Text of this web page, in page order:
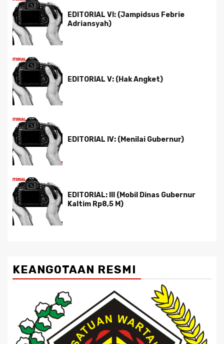
EDITORIAL VI: (Jampidsus Febrie
Adriansyah)
EDITORIAL V: (Hak Angket)
EDITORIAL IV: (Menilai Gubernur)
EDITORIAL: III (Mobil Dinas Gubernur
Kaltim Rp8,5 M)
KEANGOTAAN RESMI